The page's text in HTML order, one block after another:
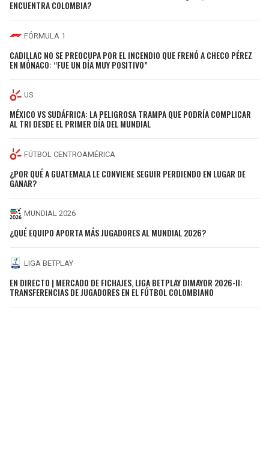
ENCUENTRA COLOMBIA?
FÓRMULA 1
CADILLAC NO SE PREOCUPA POR EL INCENDIO QUE FRENÓ A CHECO PÉREZ
EN MÓNACO: “FUE UN DÍA MUY POSITIVO”
US
MÉXICO VS SUDÁFRICA: LA PELIGROSA TRAMPA QUE PODRÍA COMPLICAR
AL TRI DESDE EL PRIMER DÍA DEL MUNDIAL
FÚTBOL CENTROAMÉRICA
¿POR QUÉ A GUATEMALA LE CONVIENE SEGUIR PERDIENDO EN LUGAR DE
GANAR?
MUNDIAL 2026
¿QUÉ EQUIPO APORTA MÁS JUGADORES AL MUNDIAL 2026?
LIGA BETPLAY
EN DIRECTO | MERCADO DE FICHAJES, LIGA BETPLAY DIMAYOR 2026-II:
TRANSFERENCIAS DE JUGADORES EN EL FÚTBOL COLOMBIANO